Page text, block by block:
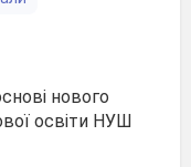
нового
освіти НУШ